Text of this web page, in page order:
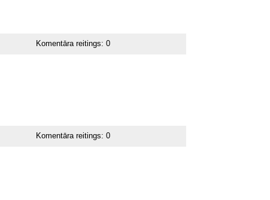
Komentāra reitings:0
Komentāra reitings:0